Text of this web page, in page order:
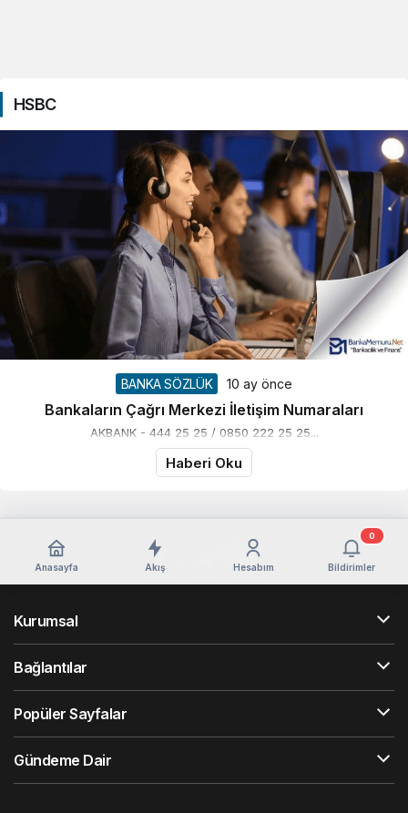
HSBC
BANKA SÖZLÜK 10 ay önce
Bankaların Çağrı Merkezi İletişim Numaraları
AKBANK - 444 25 25 / 0850 222 25 25...
Haberi Oku
Anasayfa Akış Hesabım Bildirimler
0
Kurumsal
Bağlantılar
Popüler Sayfalar
Gündeme Dair